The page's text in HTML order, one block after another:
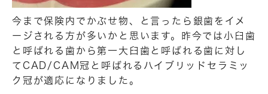
今まで保険内でかぶせ物、と言ったら銀歯をイメ
ージされる方が多いかと思います。昨今では小臼歯
と呼ばれる歯から第一大臼歯と呼ばれる歯に対し
てCAD/CAM冠と呼ばれるハイブリッドセラミッ
ク冠が適応になりました。